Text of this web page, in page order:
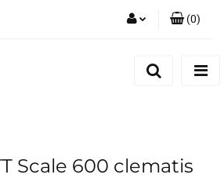
(0)
Scale 600 clematis